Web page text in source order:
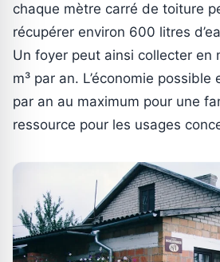
chaque mètre carré de toiture
récupérer environ 600 litres
Un foyer peut ainsi collecter en
m³ par an. L’économie
par an au maximum pour une
ressource pour les usages